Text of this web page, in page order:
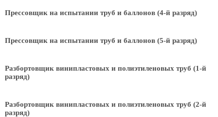
Прессовщик на испытании труб и баллонов (4-й разряд)
Прессовщик на испытании труб и баллонов (5-й разряд)
Разбортовщик винипластовых и полиэтиленовых труб (1-й
разряд)
Разбортовщик винипластовых и полиэтиленовых труб (2-й
разряд)